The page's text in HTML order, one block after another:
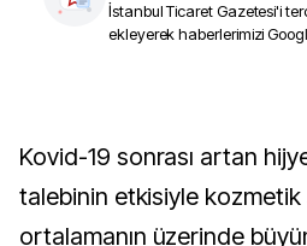
İstanbul Ticaret Gazetesi'i
ekleyerek haberlerimizi
Kovid-19 sonrası artan hijyen ve kişisel bakım
talebinin etkisiyle
ortalamanın üzerinde